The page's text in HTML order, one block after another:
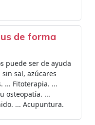
de forma
puede ser de ayuda
sal, azúcares
... Fitoterapia. ...
osteopatía. ...
... Acupuntura.